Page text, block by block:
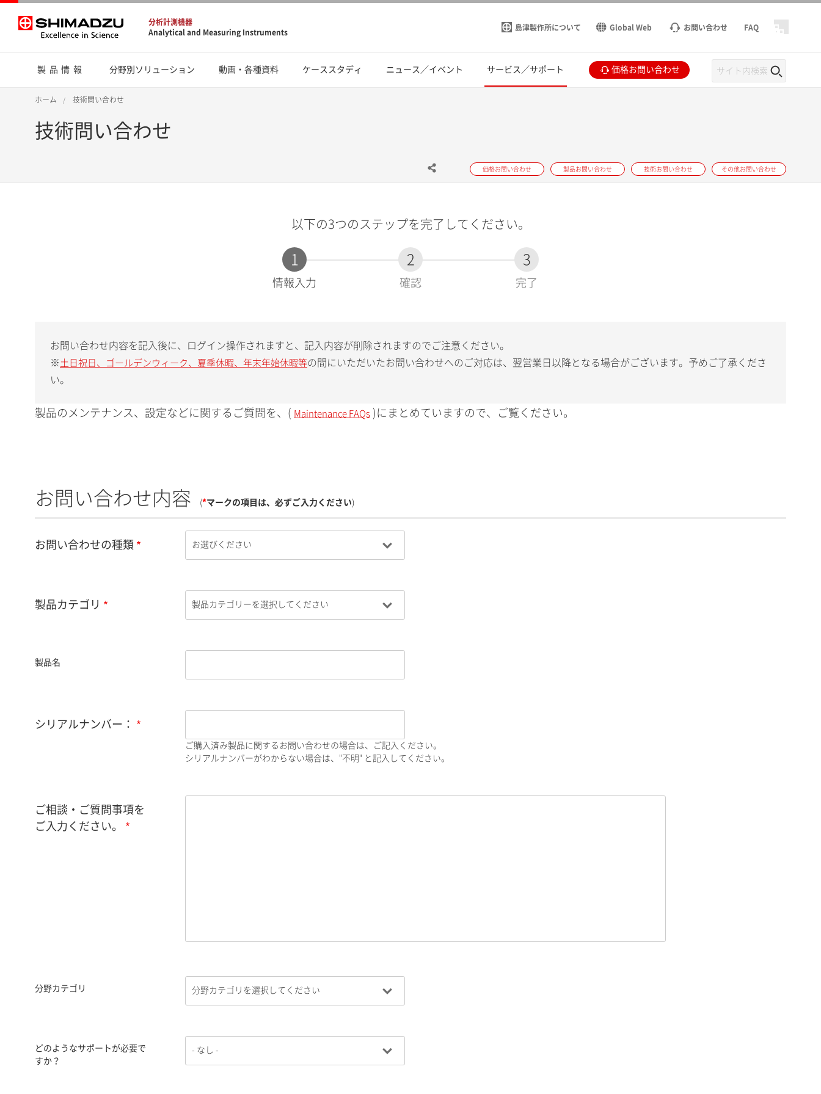
分析計測機器
Analytical and Measuring Instruments
島津製作所について Global Web お問い合わせ FAQ
製品情報 分野別ソリューション 動画・各種資料 ケーススタディ ニュース／イベント サービス／サポート 価格お問い合わせ
ホーム 技術問い合わせ
技術問い合わせ
価格お問い合わせ 製品お問い合わせ 技術お問い合わせ その他お問い合わせ
以下の3つのステップを完了してください。
1
現
情報入力
2
確認
3
完了
お問い合わせ内容を記入後に、ログイン操作されますと、記入内容が削除されますのでご注意ください。
※ 土日祝日、ゴールデンウィーク、夏季休暇、年末年始休暇等の間にいただいたお問い合わせへのご対応は、翌営業日以降となる場合がございます。予めご了承くださ
い。
製品のメンテナンス、設定などに関するご質問を、( Maintenance FAQs )にまとめていますので、ご覧ください。
お問い合わせ内容 (*マークの項目は、必ずご入力ください)
お問い合わせの種類
製品カテゴリ
製品名
シリアルナンバー：
ご購入済み製品に関するお問い合わせの場合は、ご記入ください。
シリアルナンバーがわからない場合は、"不明" と記入してください。
ご相談・ご質問事項を
ご入力ください。
分野カテゴリ
どのようなサポートが必要で
すか？